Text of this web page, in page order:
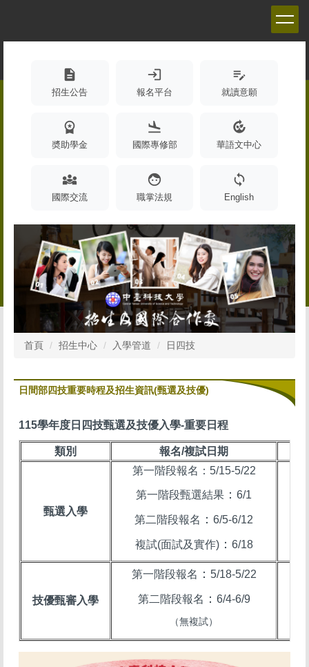
description
招生公告
login
報名平台
edit_note
就讀意願
workspace_premium
奬助學金
flight_land
國際專修部
compost
華語文中心
diversity_3
國際交流
face
職掌法規
sync
English
首頁 招生中心 入學管道 日四技
日間部四技重要時程及招生資訊(甄選及技優)
115學年度日四技甄選及技優入學-重要日程
類別 報名/複試日期
甄選入學
第一階段報名：5/15-5/22
第一階段甄選結果 ： 6/1
第二階段報名 ： 6/5-6/12
複試(面試及實作)： 6/18
技優甄審入學
第一階段報名 ： 5/18-5/22
第二階段報名 ： 6/4-6/9
（無複試）